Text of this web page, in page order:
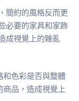
簡約的風格反而更
必要的家具和家飾
成視覺上的雜亂
和色彩是否與整體
商品，造成視覺上